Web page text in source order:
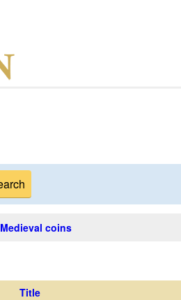
Medieval coins
Title